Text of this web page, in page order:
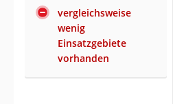
vergleichsweise
wenig
Einsatzgebiete
vorhanden